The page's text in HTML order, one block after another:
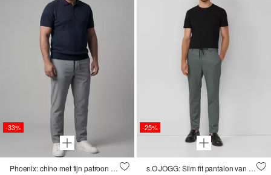
-33%
Phoenix: chino met fijn patroon en elastische tailleband
-25%
s.O JOGG: Slim fit pantalon van fijn gedessineerde interlockjersey